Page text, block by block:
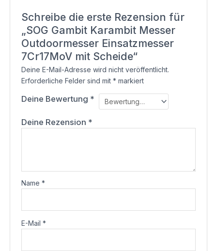
Schreibe die erste Rezension für
„SOG Gambit Karambit Messer
Outdoormesser Einsatzmesser
7Cr17MoV mit Scheide“
Deine E-Mail-Adresse wird nicht veröffentlicht.
Erforderliche Felder sind mit* markiert
Deine Bewertung *
Deine Rezension *
Name*
E-Mail*